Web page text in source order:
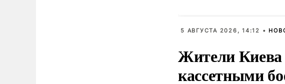
5 АВГУСТА 2026, 14:12 •
Жители Киева
кассетными